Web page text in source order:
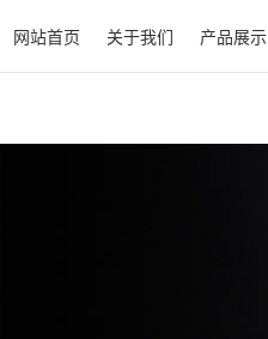
网站首页 关于我们 产品展示